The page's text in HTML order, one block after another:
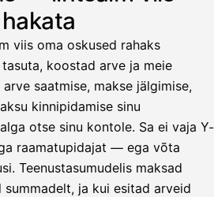
viis oma oskused rahaks
koostad arve ja meie
saatmise, makse jälgimise,
kinnipidamise sinu
otse sinu kontole. Sa ei vaja Y-
raamatupidajat — ega võta
Teenustasumudelis maksad
ja kui esitad arveid